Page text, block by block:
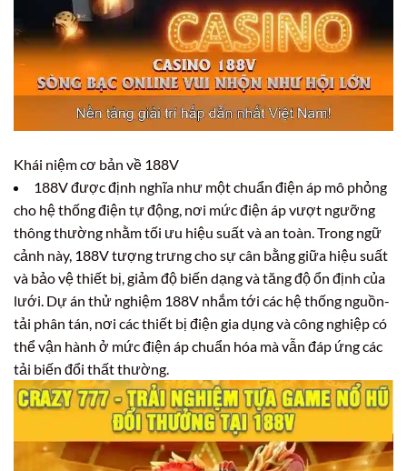
Khái niệm cơ bản về 188V
188V được định nghĩa như một chuẩn điện áp mô phỏng
cho hệ thống điện tự động, nơi mức điện áp vượt ngưỡng
thông thường nhằm tối ưu hiệu suất và an toàn. Trong ngữ
cảnh này, 188V tượng trưng cho sự cân bằng giữa hiệu suất
và bảo vệ thiết bị, giảm độ biến dạng và tăng độ ổn định của
lưới. Dự án thử nghiệm 188V nhắm tới các hệ thống nguồn-
tải phân tán, nơi các thiết bị điện gia dụng và công nghiệp có
thể vận hành ở mức điện áp chuẩn hóa mà vẫn đáp ứng các
tải biến đổi thất thường.